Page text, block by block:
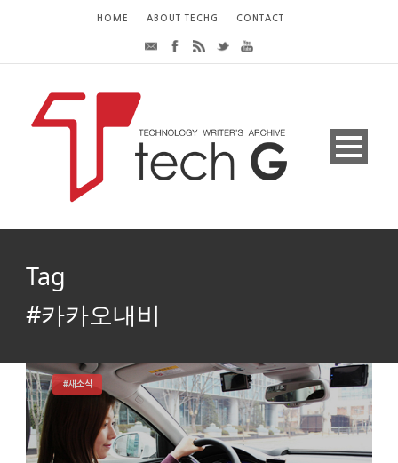
HOME ABOUT TECHG CONTACT
Tag
#카카오내비
#새소식